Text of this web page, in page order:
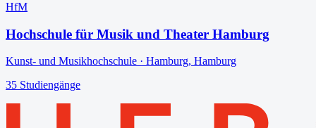
HfM
Hochschule für Musik und Theater Hamburg
Kunst- und Musikhochschule · Hamburg, Hamburg
35 Studiengänge